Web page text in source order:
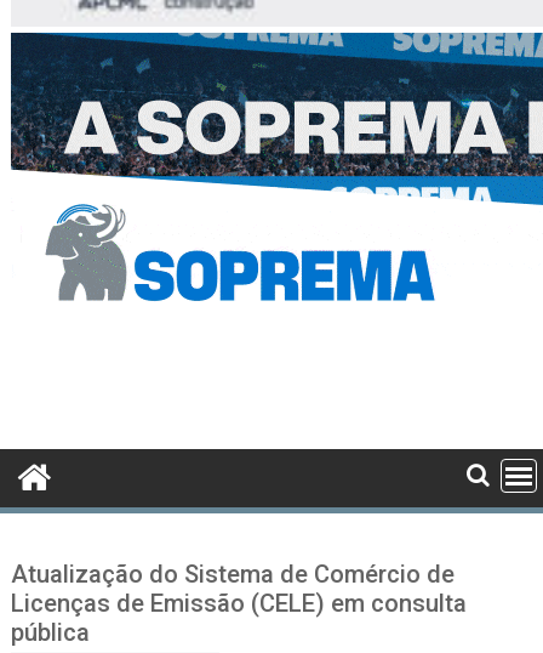
Atualização do Sistema de Comércio de
Licenças de Emissão (CELE) em consulta
pública